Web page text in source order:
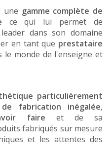
une gamme complète de
ce qui lui permet de
dans son domaine
en tant que prestataire
le monde de l'enseigne et
particulièrement
fabrication inégalée,
faire et de sa
fabriqués sur mesure
et les attentes des